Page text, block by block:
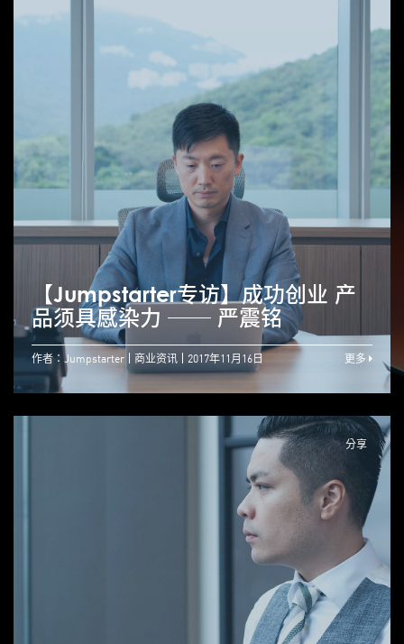
【Jumpstarter专访】成功创业 产
品须具感染力 ── 严震铭
作者：Jumpstarter 商业资讯 2017年11月16日 更多
分享